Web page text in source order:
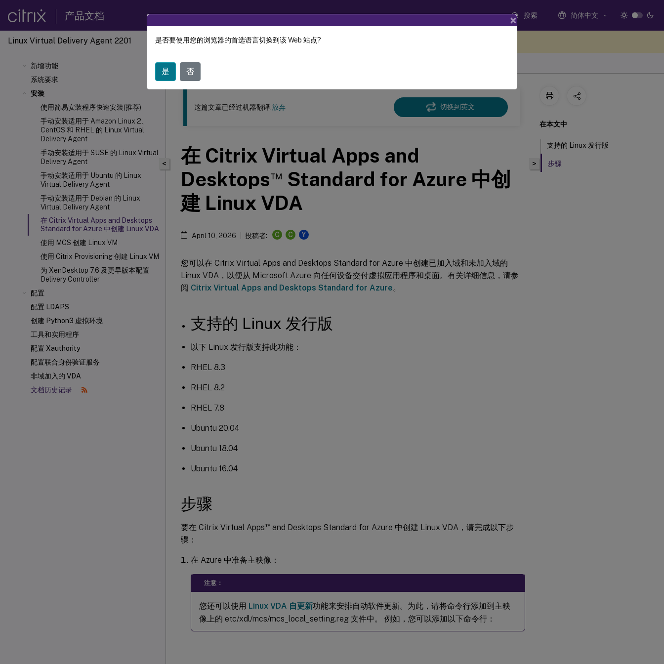
产品文档 搜索 简体中文
Linux Virtual Delivery Agent 2201
新增功能
系统要求
安装
使用简易安装程序快速安装(推荐)
手动安装适用于 Amazon Linux 2、
CentOS 和 RHEL 的 Linux Virtual
Delivery Agent
手动安装适用于 SUSE 的 Linux Virtual
Delivery Agent
手动安装适用于 Ubuntu 的 Linux
Virtual Delivery Agent
手动安装适用于 Debian 的 Linux
Virtual Delivery Agent
在 Citrix Virtual Apps and Desktops
Standard for Azure 中创建 Linux VDA
使用 MCS 创建 Linux VM
使用 Citrix Provisioning创建 Linux VM
为 XenDesktop 7.6 及更早版本配置
Delivery Controller
配置
配置 LDAPS
创建 Python3 虚拟环境
工具和实用程序
配置 Xauthority
配置联合身份验证服务
非域加入的 VDA
文档历史记录
此内容已经过机器动态翻译。
<
这篇文章已经过机器翻译.放弃 切换到英文
在 Citrix Virtual Apps and
Desktops™ Standard for Azure 中创
建 Linux VDA
April 10, 2026 投稿者: C C Y
您可以在 Citrix Virtual Apps and Desktops Standard for Azure 中创建已加入域和未加入域的
Linux VDA，以便从 Microsoft Azure 向任何设备交付虚拟应用程序和桌面。有关详细信息，请参
阅 Citrix Virtual Apps and Desktops Standard for Azure。
支持的 Linux 发行版
以下 Linux 发行版支持此功能：
RHEL 8.3
RHEL 8.2
RHEL 7.8
Ubuntu 20.04
Ubuntu 18.04
Ubuntu 16.04
步骤
要在 Citrix Virtual Apps™and Desktops Standard for Azure 中创建 Linux VDA，请完成以下步
骤：
在 Azure 中准备主映像：
注意：
您还可以使用 Linux VDA 自更新功能来安排自动软件更新。为此，请将命令行添加到主映
像上的 etc/xdl/mcs/mcs_local_setting.reg 文件中。 例如，您可以添加以下命令行：
>
在本文中
支持的 Linux 发行版
步骤
×
是否要使用您的浏览器的首选语言切换到该 Web 站点?
是 否